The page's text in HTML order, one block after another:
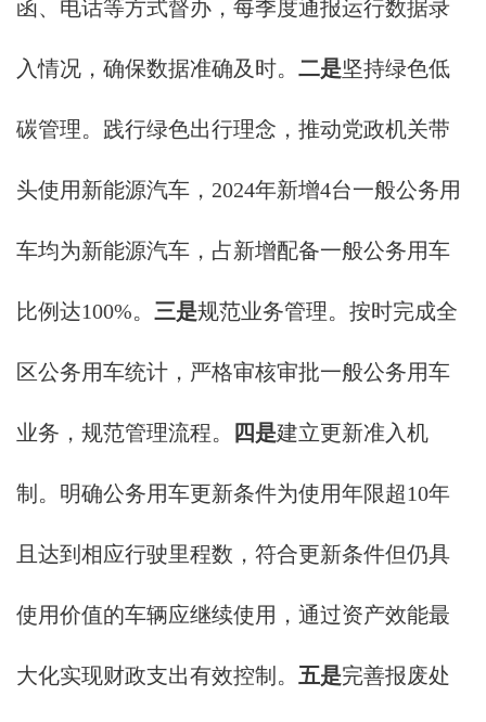
函、电话等方式督办，每季度通报运行数据录
入情况，确保数据准确及时。 二是坚持绿色低
碳管理。践行绿色出行理念，推动党政机关带
头使用新能源汽车，2024年新增4台一般公务用
车均为新能源汽车，占新增配备一般公务用车
比例达100%。 三是规范业务管理。按时完成全
区公务用车统计，严格审核审批一般公务用车
业务，规范管理流程。 四是建立更新准入机
制。明确公务用车更新条件为使用年限超10年
且达到相应行驶里程数，符合更新条件但仍具
使用价值的车辆应继续使用，通过资产效能最
大化实现财政支出有效控制。 五是完善报废处